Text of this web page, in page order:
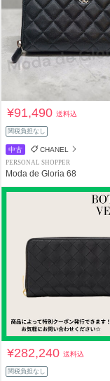
¥91,490送料込
関税負担なし
中古 CHANEL
PERSONAL SHOPPER
Moda de Gloria 68
¥282,240送料込
関税負担なし